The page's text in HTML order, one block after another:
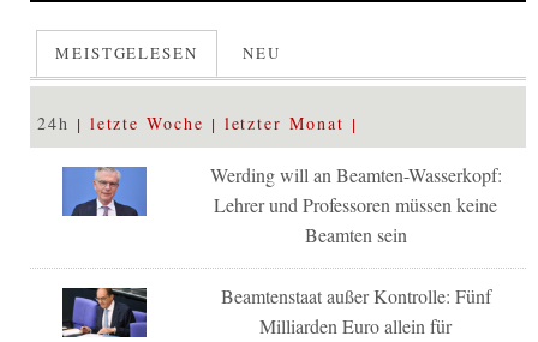
MEISTGELESEN NEU
24h letzte Woche letzter Monat
Werding will an Beamten-Wasserkopf:
Lehrer und Professoren müssen keine
Beamten sein
Beamtenstaat außer Kontrolle: Fünf
Milliarden Euro allein für